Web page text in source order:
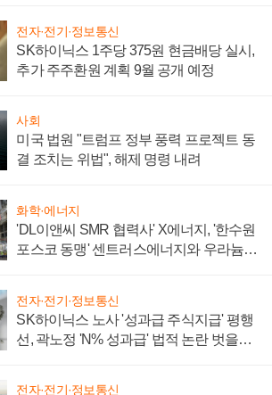
전자·전기·정보통신
SK하이닉스 1주당 375원 현금배당 실시,
추가 주주환원 계획 9월 공개 예정
사회
미국 법원 "트럼프 정부 풍력 프로젝트 동
결 조치는 위법", 해제 명령 내려
화학·에너지
'DL이앤씨 SMR 협력사' X에너지, '한수원
포스코 동맹' 센트러스에너지와 우라늄
전자·전기·정보통신
SK하이닉스 노사 '성과급 주식지급' 평행
선, 곽노정 'N% 성과급' 법적 논란 벗을지
전자·전기·정보통신